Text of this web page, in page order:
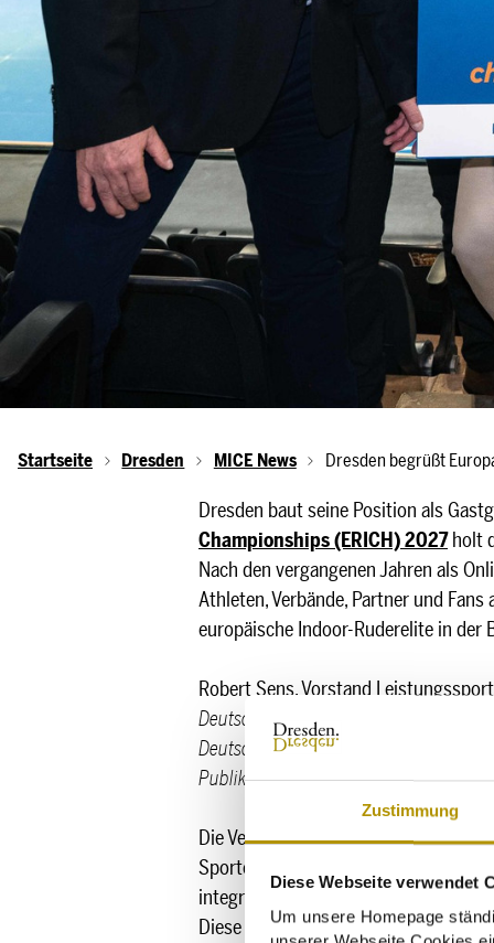
Zustimmung
Diese Webseite verwendet
Um unsere Homepage
Startseite Dresden MICE News Dresden begrüßt
Dresden baut seine Position als
Championships (ERICH) 2027holt
Nach den vergangenen Jahren als
Athleten, Verbände, Partner und
europäische Indoor-Ruderelite in der
Robert Sens, Vorstand
Deutschland ausgetragen - ein
Deutschen Ruderverband ist es eine
Publikum zu präsentieren und die
Die Vergabe der ERICH 2027
Sportevents. Die Stadt reiht sich
integriert das Event weitere Formate
Diese Verbindung aus Spitzen- und